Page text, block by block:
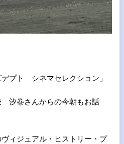
プト シネマセレクション」
汐巻さんからの今朝もお話
ィジュアル・ヒストリー・プ